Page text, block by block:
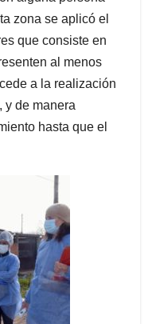
zona se aplicó el
que consiste en
al menos
a la realización
y de manera
hasta que el